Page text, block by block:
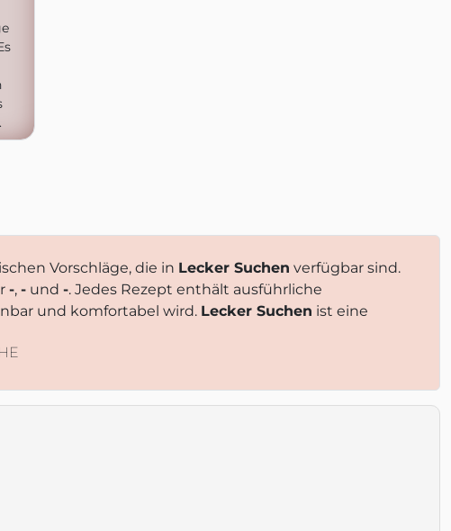
Vorschläge, die in Lecker Suchen verfügbar sind.
-, - und -. Jedes Rezept enthält ausführliche
und komfortabel wird. Lecker Suchen ist eine